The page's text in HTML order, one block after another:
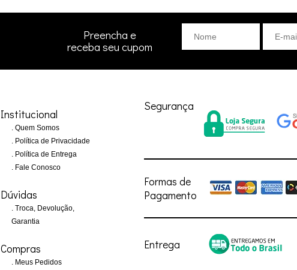
Preencha e
receba seu cupom
Institucional
Quem Somos
Política de Privacidade
Política de Entrega
Fale Conosco
Dúvidas
Troca, Devolução,
Garantia
Compras
Meus Pedidos
Segurança
Formas de
Pagamento
Entrega